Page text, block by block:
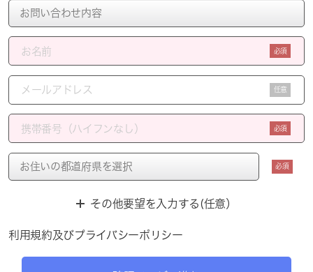
必須
任意
必須
必須
その他要望を入力する(任意）
利用規約及びプライバシーポリシー